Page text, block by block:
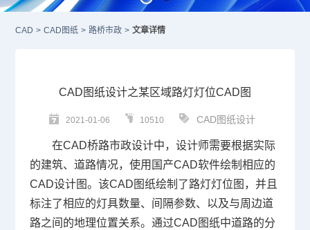
CAD > CAD图纸 > 路桥市政 > 文章详情
CAD图纸设计之某区域路灯灯位CAD图
2021-01-06 10510 CAD图纸设计
在CAD桥路市政设计中，设计师需要根据实际
的建筑、道路情况，使用 国产CAD软件绘制相应的
CAD设计图。该CAD图纸绘制了路灯灯位图，并且
标注了相应的灯具数量、间隔参数、以及与周边道
路之间的地理位置关系。通过CAD图纸中道路的分